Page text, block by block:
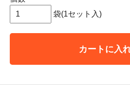
袋(1セット入)
カートに入